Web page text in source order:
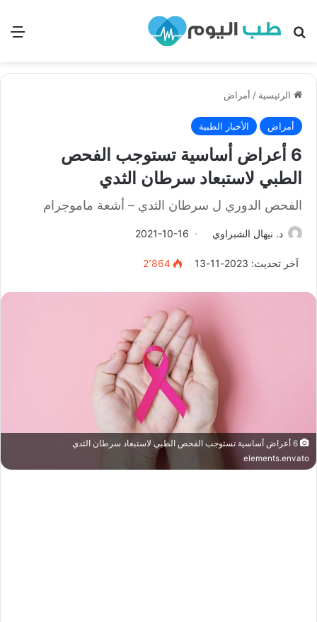
بحث
الرئيسية / أمراض
أمراض الأخبار الطبية
6 أعراض أساسية تستوجب الفحص
الطبي لاستبعاد سرطان الثدي
الفحص الدوري ل سرطان الثدي – أشعة ماموجرام
د. نيهال الشبراوي 2021-10-16
آخر تحديث: 2023-11-13 2٬864
6 أعراض أساسية تستوجب الفحص الطبي لاستبعاد سرطان الثدي
elements.envato